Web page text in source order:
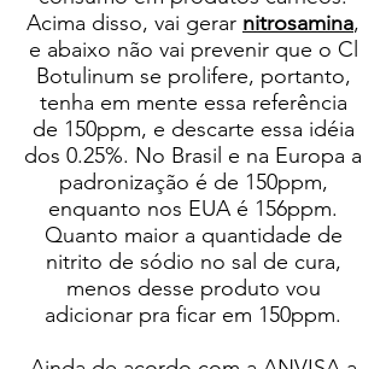
Acima disso, vai gerar nitrosamina,
e abaixo não vai prevenir que o Cl
Botulinum se prolifere, portanto,
tenha em mente essa referência
de 150ppm, e descarte essa idéia
dos 0.25%. No Brasil e na Europa a
padronização é de 150ppm,
enquanto nos EUA é 156ppm.
Quanto maior a quantidade de
nitrito de sódio no sal de cura,
menos desse produto vou
adicionar pra ficar em 150ppm.